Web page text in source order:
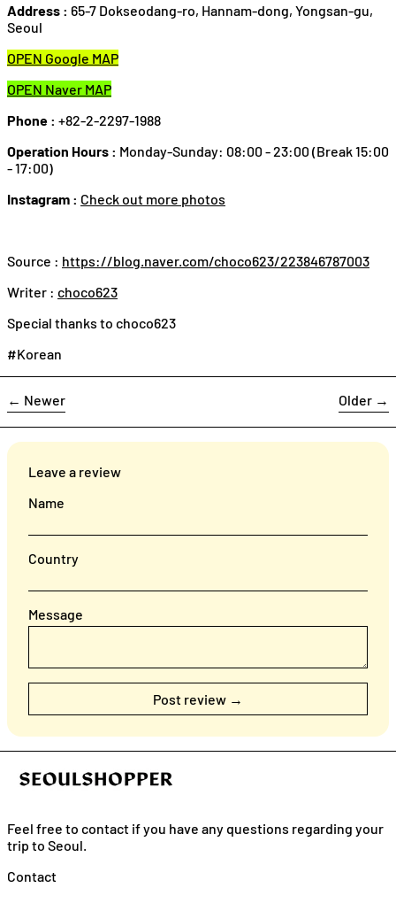
Address : 65-7 Dokseodang-ro, Hannam-dong, Yongsan-gu,
Seoul
OPEN Google MAP
OPEN Naver MAP
Phone : +82-2-2297-1988
Operation Hours : Monday-Sunday: 08:00 - 23:00 (Break 15:00
- 17:00)
Instagram : Check out more photos
Source : https://blog.naver.com/choco623/223846787003
Writer : choco623
Special thanks to choco623
#Korean
← Newer Older →
Leave a review
Name
Country
Message
Feel free to contact if you have any questions regarding your
trip to Seoul.
Contact